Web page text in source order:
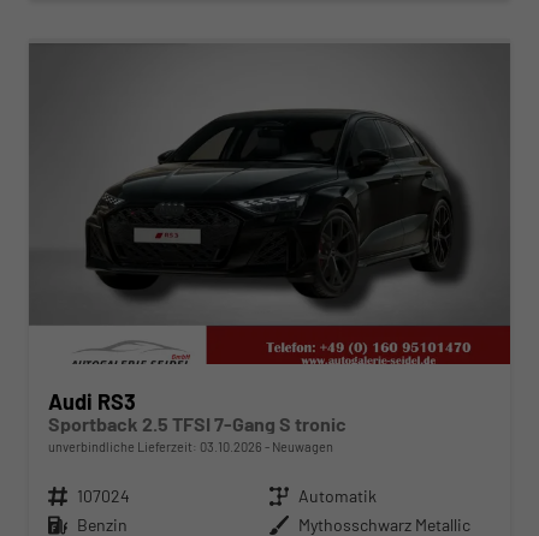
Audi RS3
Sportback 2.5 TFSI 7-Gang S tronic
unverbindliche Lieferzeit: 03.10.2026 Neuwagen
Fahrzeugnr. 107024 Getriebe Automatik
Kraftstoff Benzin Außenfarbe Mythosschwarz Metallic